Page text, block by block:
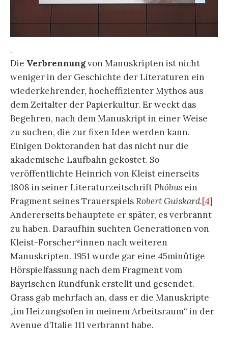
.
Die Verbrennungvon Manuskripten ist nicht
weniger in der Geschichte der Literaturen ein
wiederkehrender, hocheffizienter Mythos aus
dem Zeitalter der Papierkultur. Er weckt das
Begehren, nach dem Manuskript in einer Weise
zu suchen, die zur fixen Idee werden kann.
Einigen Doktoranden hat das nicht nur die
akademische Laufbahn gekostet. So
veröffentlichte Heinrich von Kleist einerseits
1808 in seiner LiteraturzeitschriftPhöbus ein
Fragment seines TrauerspielsRobert Guiskard.[4]
Andererseits behauptete er später, es verbrannt
zu haben. Daraufhin suchten Generationen von
Kleist-Forscher*innen nach weiteren
Manuskripten. 1951 wurde gar eine 45minütige
Hörspielfassung nach dem Fragment vom
Bayrischen Rundfunk erstellt und gesendet.
Grass gab mehrfach an, dass er die Manuskripte
„im Heizungsofen in meinem Arbeitsraum“ in der
Avenue d’Italie 111 verbrannt habe.